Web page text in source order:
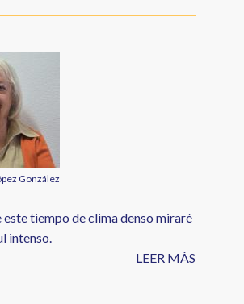
González
este tiempo de clima denso miraré
intenso.
LEER MÁS